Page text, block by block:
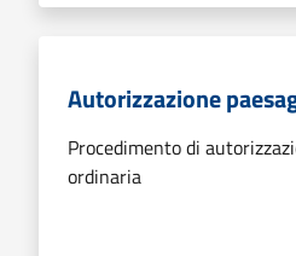
Autorizzazione
Procedimento di
ordinaria